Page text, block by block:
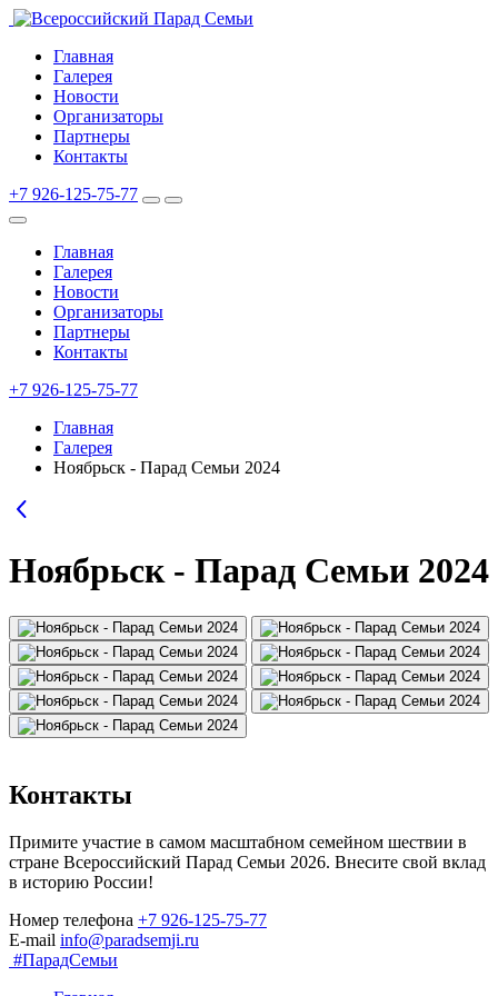
Главная
Галерея
Новости
Организаторы
Партнеры
Контакты
+7 926-125-75-77
Главная
Галерея
Новости
Организаторы
Партнеры
Контакты
+7 926-125-75-77
Главная
Галерея
Ноябрьск - Парад Семьи 2024
Ноябрьск - Парад Семьи 2024
Контакты
Примите участие в самом масштабном семейном шествии в
стране Всероссийский Парад Семьи 2026. Внесите свой вклад
в историю России!
Номер телефона +7 926-125-75-77
E-mail info@paradsemji.ru
#ПарадСемьи